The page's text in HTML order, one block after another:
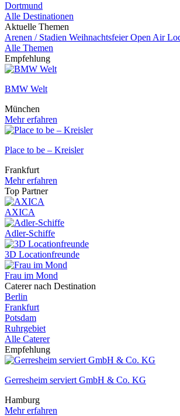
Dortmund
Alle Destinationen
Aktuelle Themen
Arenen / Stadien WeihnachtsfeierOpen Air
Alle Themen
Empfehlung
BMW Welt
München
Mehr erfahren
Place to be – Kreisler
Frankfurt
Mehr erfahren
Top Partner
AXICA
Adler-Schiffe
3D Locationfreunde
Frau im Mond
Caterer nach Destination
Berlin
Frankfurt
Potsdam
Ruhrgebiet
Alle Caterer
Empfehlung
Gerresheim serviert GmbH & Co. KG
Hamburg
Mehr erfahren